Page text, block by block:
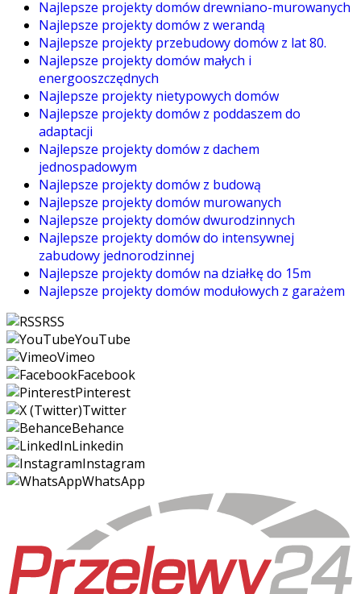
Najlepsze projekty domów drewniano-murowanych
Najlepsze projekty domów z werandą
Najlepsze projekty przebudowy domów z lat 80.
Najlepsze projekty domów małych i
energooszczędnych
Najlepsze projekty nietypowych domów
Najlepsze projekty domów z poddaszem do
adaptacji
Najlepsze projekty domów z dachem
jednospadowym
Najlepsze projekty domów z budową
Najlepsze projekty domów murowanych
Najlepsze projekty domów dwurodzinnych
Najlepsze projekty domów do intensywnej
zabudowy jednorodzinnej
Najlepsze projekty domów na działkę do 15m
Najlepsze projekty domów modułowych z garażem
RSS
YouTube
Vimeo
Facebook
Pinterest
Twitter
Behance
Linkedin
Instagram
WhatsApp